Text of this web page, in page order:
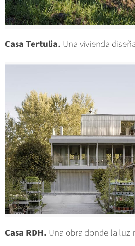
Casa Tertulia. Una vivienda
Casa RDH. Una obra donde la luz